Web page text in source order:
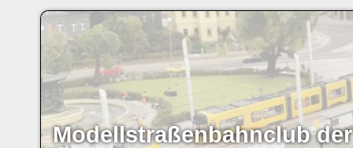
Modellstraßenbahnclub der